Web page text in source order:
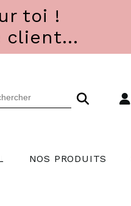
toi !
client...
NOS PRODUITS